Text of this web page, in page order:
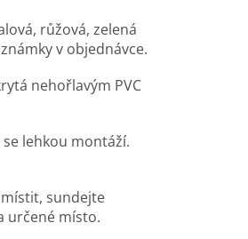
růžová, zelená
v objednávce.
nehořlavým PVC
lehkou montáží.
sundejte
určené místo.